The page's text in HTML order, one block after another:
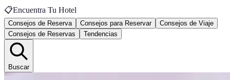
📋Encuentra Tu Hotel
Consejos de Reserva Consejos para Reservar
Consejos de Viaje
Consejos de Reservas
Tendencias
Buscar